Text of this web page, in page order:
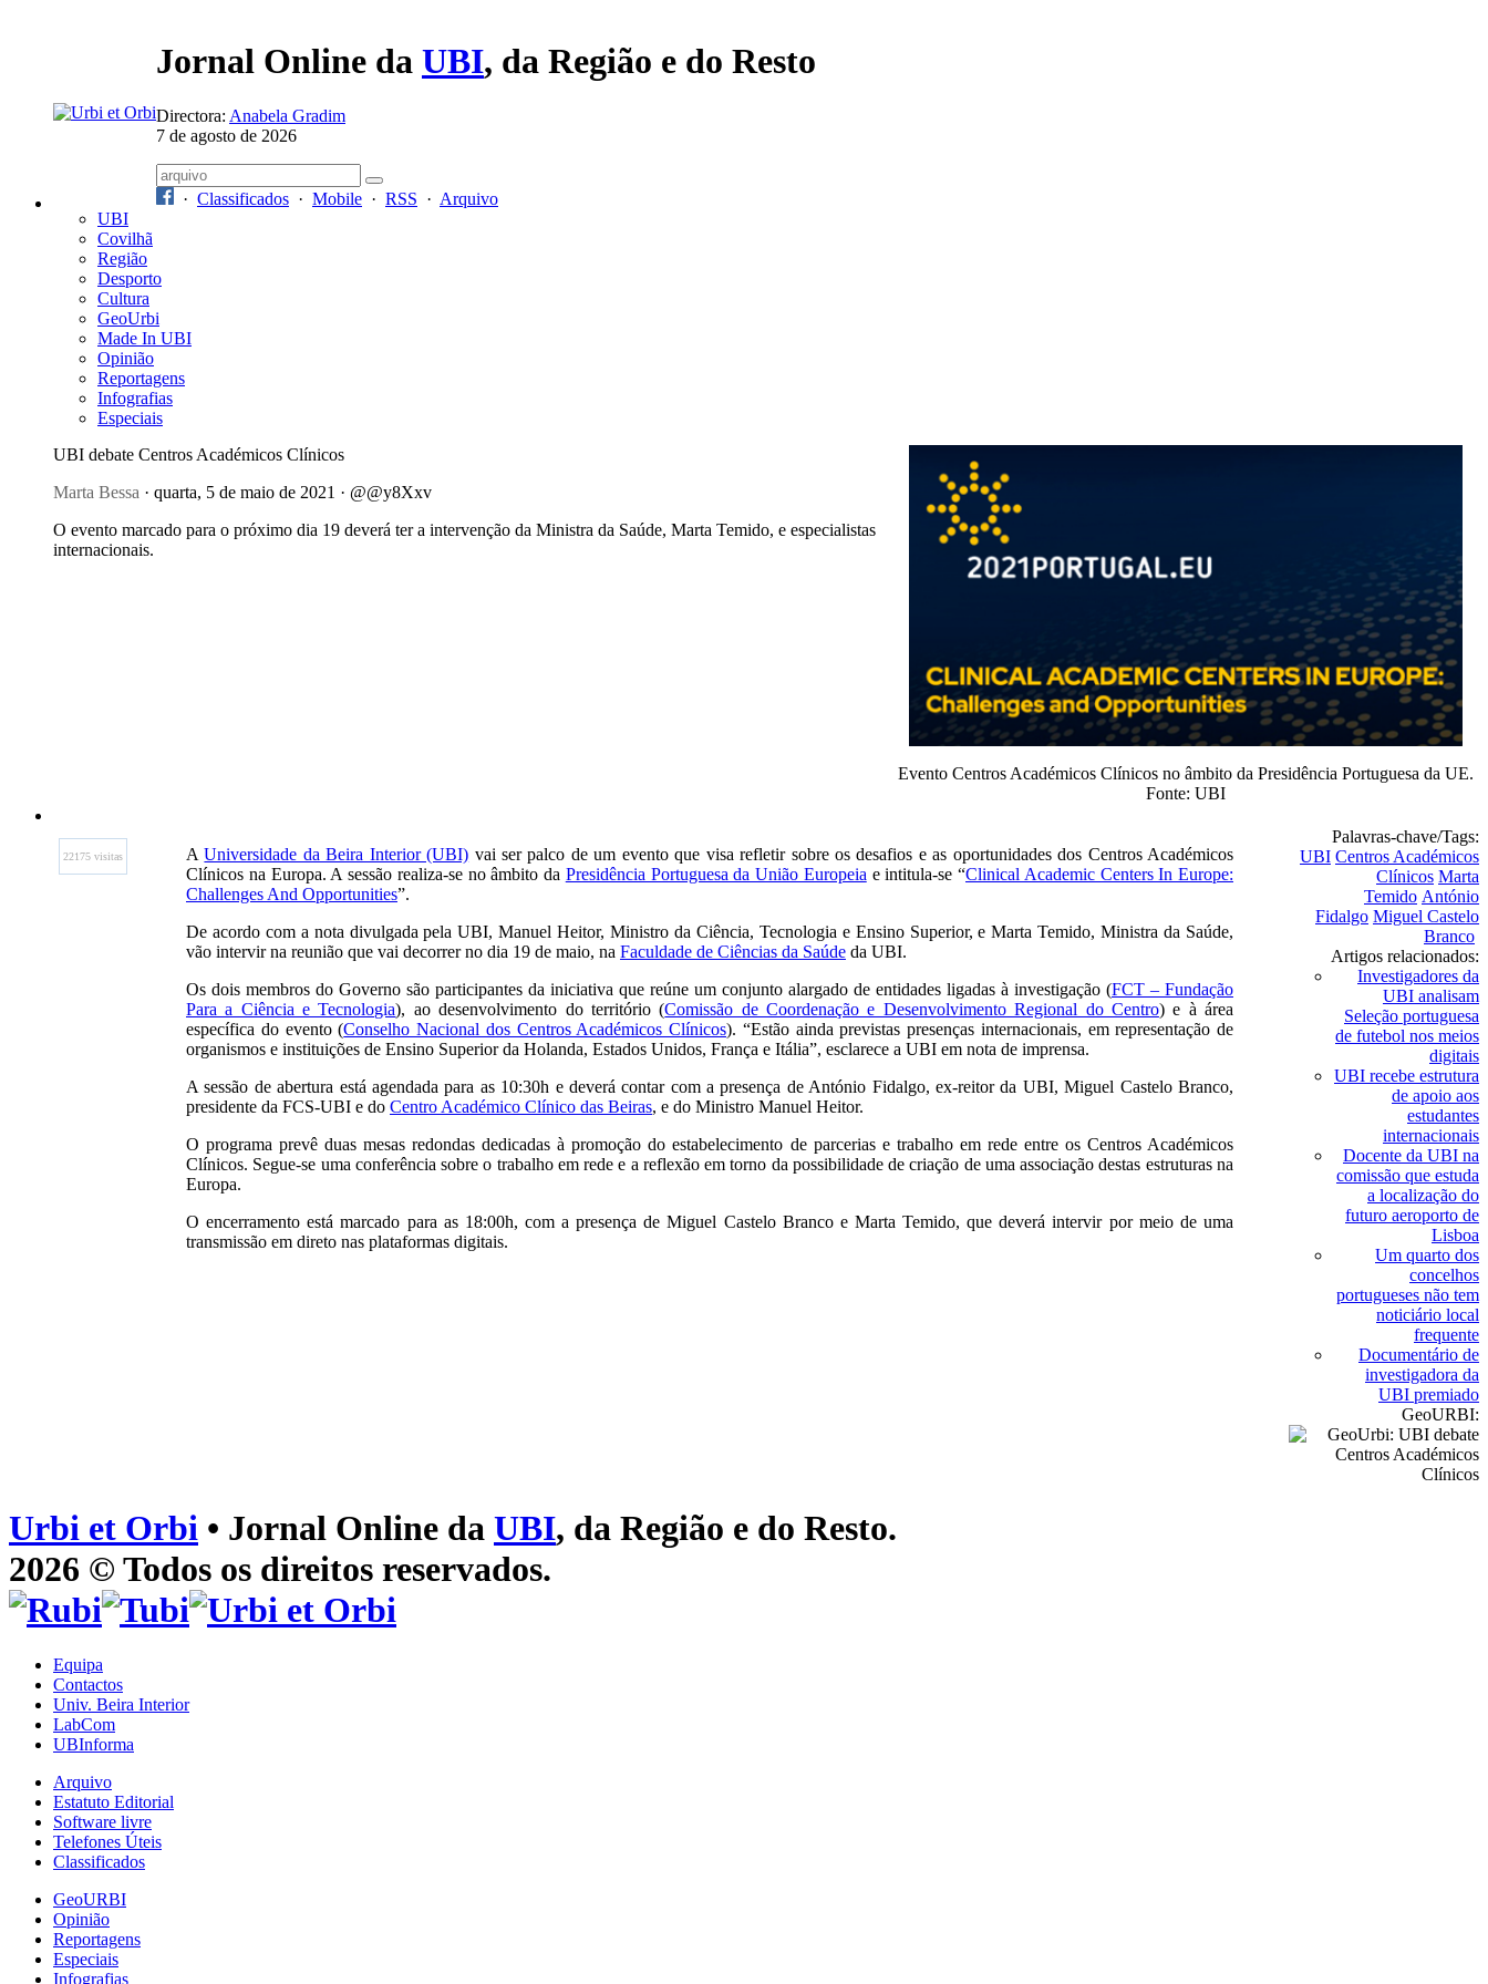
Jornal Online da UBI, da Região e do Resto
Directora: Anabela Gradim
7 de agosto de 2026
· Classificados · Mobile · RSS · Arquivo
UBI
Covilhã
Região
Desporto
Cultura
GeoUrbi
Made In UBI
Opinião
Reportagens
Infografias
Especiais
UBI debate Centros Académicos Clínicos
Marta Bessa · quarta, 5 de maio de 2021 · @@y8Xxv
O evento marcado para o próximo dia 19 deverá ter a intervenção da Ministra da Saúde, Marta Temido, e especialistas
internacionais.
Evento Centros Académicos Clínicos no âmbito da Presidência Portuguesa da UE.
Fonte: UBI
22175 visitas AUniversidade da Beira Interior (UBI) vai ser palco de um evento que visa refletir sobre os desafios e as oportunidades dos Centros Académicos
Clínicos na Europa. A sessão realiza-se no âmbito da Presidência Portuguesa da União Europeia e intitula-se “Clinical Academic Centers In Europe:
Challenges And Opportunities”.
De acordo com a nota divulgada pela UBI, Manuel Heitor, Ministro da Ciência, Tecnologia e Ensino Superior, e Marta Temido, Ministra da Saúde,
vão intervir na reunião que vai decorrer no dia 19 de maio, na Faculdade de Ciências da Saúde da UBI.
Os dois membros do Governo são participantes da iniciativa que reúne um conjunto alargado de entidades ligadas à investigação (FCT – Fundação
Para a Ciência e Tecnologia), ao desenvolvimento do território (Comissão de Coordenação e Desenvolvimento Regional do Centro) e à área
específica do evento (Conselho Nacional dos Centros Académicos Clínicos). “Estão ainda previstas presenças internacionais, em representação de
organismos e instituições de Ensino Superior da Holanda, Estados Unidos, França e Itália”, esclarece a UBI em nota de imprensa.
A sessão de abertura está agendada para as 10:30h e deverá contar com a presença de António Fidalgo, ex-reitor da UBI, Miguel Castelo Branco,
presidente da FCS-UBI e do Centro Académico Clínico das Beiras, e do Ministro Manuel Heitor.
O programa prevê duas mesas redondas dedicadas à promoção do estabelecimento de parcerias e trabalho em rede entre os Centros Académicos
Clínicos. Segue-se uma conferência sobre o trabalho em rede e a reflexão em torno da possibilidade de criação de uma associação destas estruturas na
Europa.
O encerramento está marcado para as 18:00h, com a presença de Miguel Castelo Branco e Marta Temido, que deverá intervir por meio de uma
transmissão em direto nas plataformas digitais.
Palavras-chave/Tags:
UBI Centros Académicos
Clínicos Marta
Temido António
Fidalgo Miguel Castelo
Branco
Artigos relacionados:
Investigadores da
UBI analisam
Seleção portuguesa
de futebol nos meios
digitais
UBI recebe estrutura
de apoio aos
estudantes
internacionais
Docente da UBI na
comissão que estuda
a localização do
futuro aeroporto de
Lisboa
Um quarto dos
concelhos
portugueses não tem
noticiário local
frequente
Documentário de
investigadora da
UBI premiado
GeoURBI:
Urbi et Orbi • Jornal Online da UBI, da Região e do Resto.
2026 © Todos os direitos reservados.
Equipa
Contactos
Univ. Beira Interior
LabCom
UBInforma
Arquivo
Estatuto Editorial
Software livre
Telefones Úteis
Classificados
GeoURBI
Opinião
Reportagens
Especiais
Infografias